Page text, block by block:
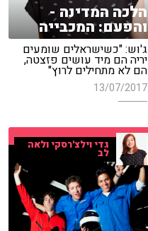
הלכה המדינה -
והפעם: המכבייה
ג'וש: "כשישראלים שומעים
יריה הם מיד עושים פזצטה,
הם לא מתחילים לרוץ"
13/07/2017
גדי וילצ'רסקי ולאה
לב